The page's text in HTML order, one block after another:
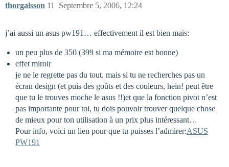
thorgalsson Septembre 5, 2006, 12:24
11
j’ai aussi un asus pw191… effectivement il est bien mais:
un peu plus de 350 (399 si ma mémoire est bonne)
effet miroir
je ne le regrette pas du tout, mais si tu ne recherches pas un
écran design (et puis des goûts et des couleurs, hein! peut être
que tu le trouves moche le asus !!)et que la fonction pivot n’est
pas importante pour toi, tu dois pouvoir trouver quelque chose
de mieux pour ton utilisation à un prix plus intéressant…
Pour info, voici un lien pour que tu puisses l’admirer:ASUS
PW191